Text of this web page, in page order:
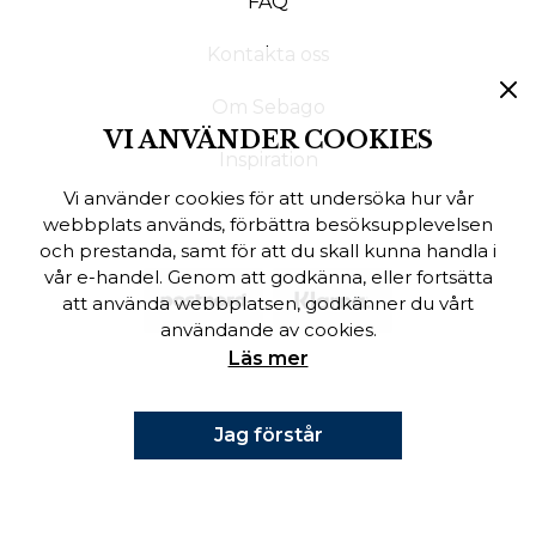
Kontakta oss
Om Sebago
Inspiration
VI ANVÄNDER COOKIES
Vi använder cookies för att undersöka hur vår
webbplats används, förbättra besöksupplevelsen
och prestanda, samt för att du skall kunna handla i
vår e-handel. Genom att godkänna, eller fortsätta
att använda webbplatsen, godkänner du vårt
användande av cookies.
Läs mer
Jag förstår